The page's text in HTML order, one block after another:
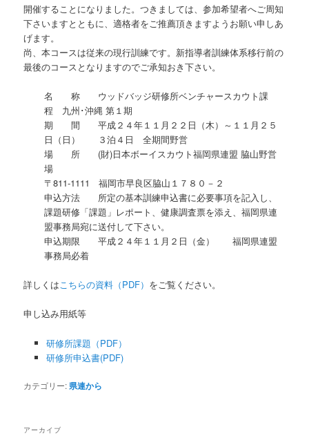
開催することになりました。つきましては、参加希望者へご周知
下さいますとともに、適格者をご推薦頂きますようお願い申しあ
げます。
尚、本コースは従来の現行訓練です。新指導者訓練体系移行前の
最後のコースとなりますのでご承知おき下さい。
名 称 ウッドバッジ研修所ベンチャースカウト課
程 九州･沖縄 第１期
期 間 平成２４年１１月２２日（木）～１１月２５
日（日） ３泊４日 全期間野営
場 所 (財)日本ボーイスカウト福岡県連盟 脇山野営
場
〒811-1111 福岡市早良区脇山１７８０－２
申込方法 所定の基本訓練申込書に必要事項を記入し、
課題研修「課題」レポート、健康調査票を添え、福岡県連
盟事務局宛に送付して下さい。
申込期限 平成２４年１１月２日（金） 福岡県連盟
事務局必着
詳しくはこちらの資料（PDF） をご覧ください。
申し込み用紙等
研修所課題（PDF）
研修所申込書(PDF)
カテゴリー:県連から
アーカイブ